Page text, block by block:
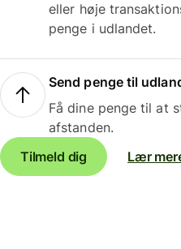
eller høje
penge i udlandet.
Send penge til
Få dine penge til at
afstanden.
Tilmeld dig
Lær